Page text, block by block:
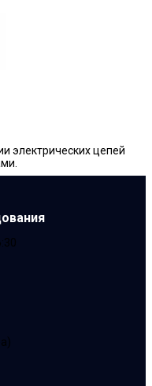
электрических цепей